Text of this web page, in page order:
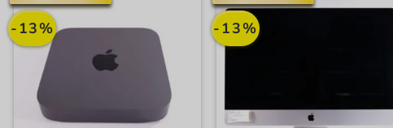
-13% -13%